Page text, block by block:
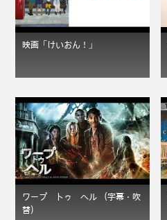
映画「けいおん！」
ワープ トゥ ヘル （字幕・吹
替）